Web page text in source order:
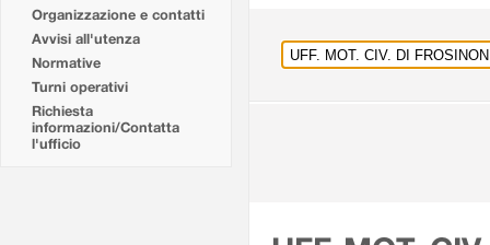
Organizzazione e contatti
Avvisi all'utenza
Normative
Turni operativi
Richiesta
informazioni/Contatta
l'ufficio